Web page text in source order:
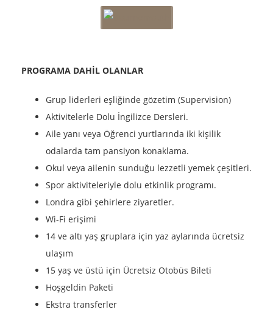
PROGRAMA DAHİL OLANLAR
Grup liderleri eşliğinde gözetim (Supervision)
Aktivitelerle Dolu İngilizce Dersleri.
Aile yanı veya Öğrenci yurtlarında iki kişilik
odalarda tam pansiyon konaklama.
Okul veya ailenin sunduğu lezzetli yemek çeşitleri.
Spor aktiviteleriyle dolu etkinlik programı.
Londra gibi şehirlere ziyaretler.
Wi-Fi erişimi
14 ve altı yaş gruplara için yaz aylarında ücretsiz
ulaşım
15 yaş ve üstü için Ücretsiz Otobüs Bileti
Hoşgeldin Paketi
Ekstra transferler